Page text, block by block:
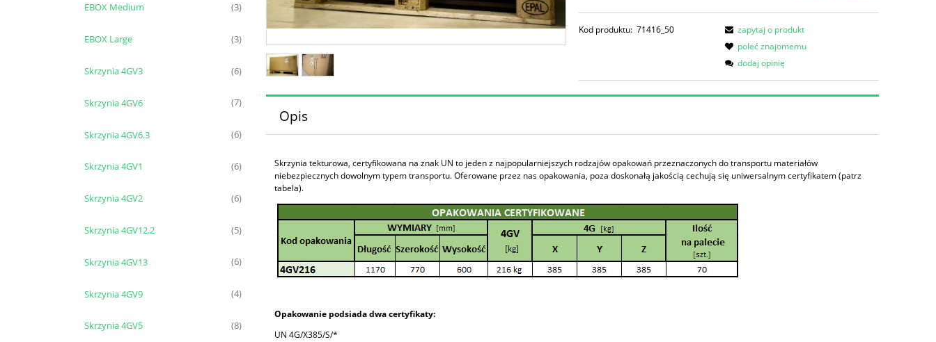
EBOX Medium (3)
EBOX Large (3)
Skrzynia 4GV3 (6)
Skrzynia 4GV6 (7)
Skrzynia 4GV6.3 (6)
Skrzynia 4GV1 (6)
Skrzynia 4GV2 (6)
Skrzynia 4GV12.2 (5)
Skrzynia 4GV13 (6)
Skrzynia 4GV9 (4)
Skrzynia 4GV5 (8)
Kod produktu: 71416_50
zapytaj o produkt
poleć znajomemu
dodaj opinię
Opis
Skrzynia tekturowa, certyfikowana na znak UN to jeden z najpopularniejszych rodzajów opakowań przeznaczonych do transportu materiałów
niebezpiecznych dowolnym typem transportu. Oferowane przez nas opakowania, poza doskonałą jakością cechują się uniwersalnym certyfikatem (patrz
tabela).
Opakowanie podsiada dwa certyfikaty:
UN 4G/X385/S/*